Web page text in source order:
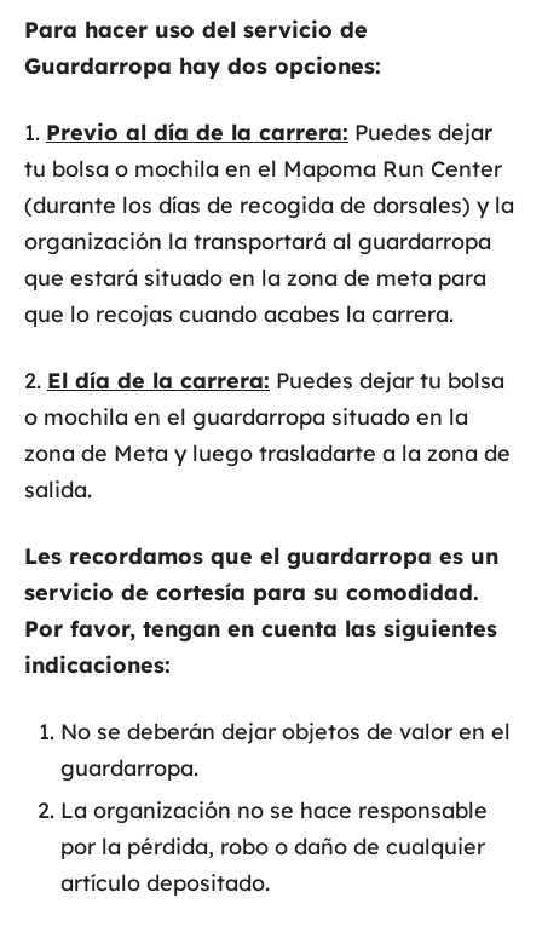
Para hacer uso del servicio de
Guardarropa hay dos opciones:
1. Previo al día de la carrera: Puedes dejar
tu bolsa o mochila en el Mapoma Run Center
(durante los días de recogida de dorsales) y la
organización la transportará al guardarropa
que estará situado en la zona de meta para
que lo recojas cuando acabes la carrera.
2. El día de la carrera: Puedes dejar tu bolsa
o mochila en el guardarropa situado en la
zona de Meta y luego trasladarte a la zona de
salida.
Les recordamos que el guardarropa es un
servicio de cortesía para su comodidad.
Por favor, tengan en cuenta las siguientes
indicaciones:
No se deberán dejar objetos de valor en el
guardarropa.
La organización no se hace responsable
por la pérdida, robo o daño de cualquier
artículo depositado.